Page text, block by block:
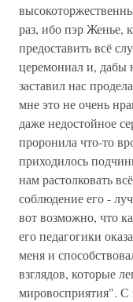
раз, ибо пэр Женье,
предоставить всё
церемониал и, дабы
заставил нас
мне это не очень
даже недостойное
проронила что-то
приходилось
нам растолковать
соблюдение его -
вот возможно, что
его педагогики
меня и
взглядов, которые
мировосприятия".